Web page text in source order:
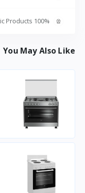
100% Authentic Products
You May Also Like